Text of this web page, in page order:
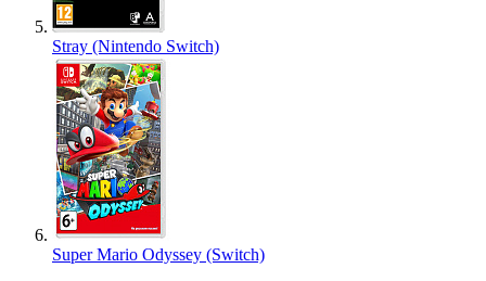
Stray (Nintendo Switch)
Super Mario Odyssey (Switch)